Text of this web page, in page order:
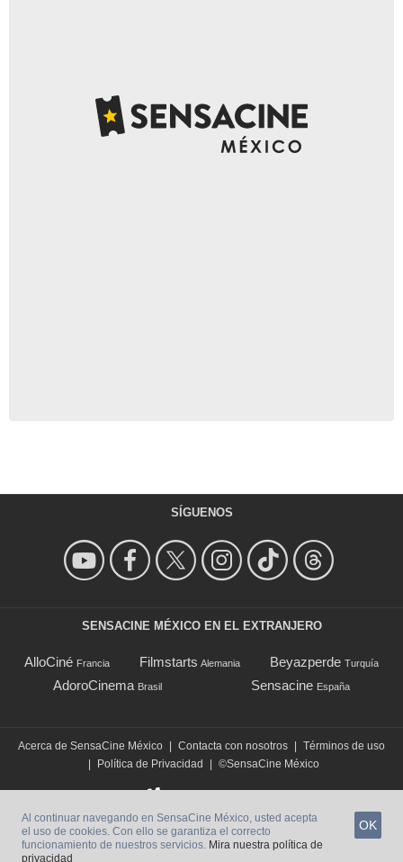
SÍGUENOS
SENSACINE MÉXICO EN EL EXTRANJERO
AlloCiné Francia Filmstarts Alemania Beyazperde Turquía
AdoroCinema Brasil Sensacine España
Acerca de SensaCine México Contacta con nosotros
Términos de uso
Política de Privacidad ©SensaCine México
Al continuar navegando en SensaCine México, usted acepta
el uso de cookies. Con ello se garantiza el correcto
funcionamiento de nuestros servicios. Mira nuestra política de
privacidad
OK